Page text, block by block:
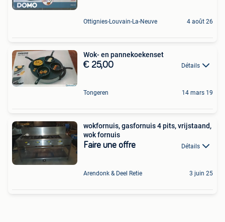
Ottignies-Louvain-La-Neuve 4 août 26
Wok- en pannekoekenset
€ 25,00 Détails
Tongeren 14 mars 19
wokfornuis, gasfornuis 4 pits, vrijstaand,
wok fornuis
Faire une offre Détails
Arendonk & Deel Retie 3 juin 25